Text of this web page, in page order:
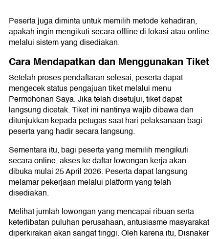
Peserta juga diminta untuk memilih metode kehadiran,
apakah ingin mengikuti secara offline di lokasi atau online
melalui sistem yang disediakan.
Cara Mendapatkan dan Menggunakan Tiket
Setelah proses pendaftaran selesai, peserta dapat
mengecek status pengajuan tiket melalui menu
Permohonan Saya. Jika telah disetujui, tiket dapat
langsung dicetak. Tiket ini nantinya wajib dibawa dan
ditunjukkan kepada petugas saat hari pelaksanaan bagi
peserta yang hadir secara langsung.
Sementara itu, bagi peserta yang memilih mengikuti
secara online, akses ke daftar lowongan kerja akan
dibuka mulai 25 April 2026. Peserta dapat langsung
melamar pekerjaan melalui platform yang telah
disediakan.
Melihat jumlah lowongan yang mencapai ribuan serta
keterlibatan puluhan perusahaan, antusiasme masyarakat
diperkirakan akan sangat tinggi. Oleh karena itu, Disnaker